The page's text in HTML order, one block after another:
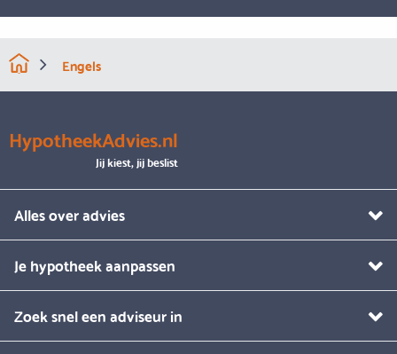
Engels
HypotheekAdvies.nl
Jij kiest, jij beslist
Alles over advies
Je hypotheek aanpassen
Zoek snel een adviseur in